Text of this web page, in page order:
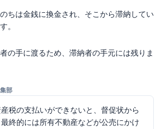
ちは金銭に換金され、そこから滞納してい
。
の手に渡るため、滞納者の手元には残りま
部
税の支払いができないと、督促状から
終的には所有不動産などが公売にかけ